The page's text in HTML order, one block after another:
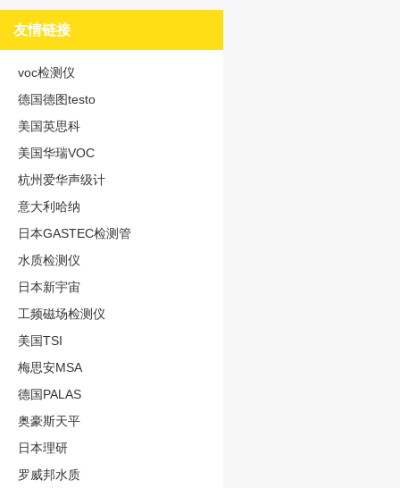
友情链接
voc检测仪
德国德图testo
美国英思科
美国华瑞VOC
杭州爱华声级计
意大利哈纳
日本GASTEC检测管
水质检测仪
日本新宇宙
工频磁场检测仪
美国TSI
梅思安MSA
德国PALAS
奥豪斯天平
日本理研
罗威邦水质